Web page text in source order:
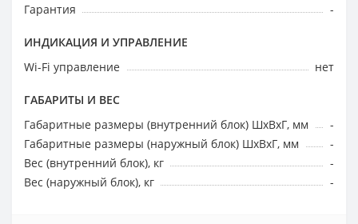
Гарантия
-
ИНДИКАЦИЯ И УПРАВЛЕНИЕ
Wi-Fi управление
нет
ГАБАРИТЫ И ВЕС
Габаритные размеры (внутренний блок) ШхВхГ, мм
-
Габаритные размеры (наружный блок) ШхВхГ, мм
-
Вес (внутренний блок), кг
-
Вес (наружный блок), кг
-